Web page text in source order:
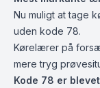
Nu muligt at tage
uden kode 78.
Kørelærer på
mere tryg
Kode 78 er